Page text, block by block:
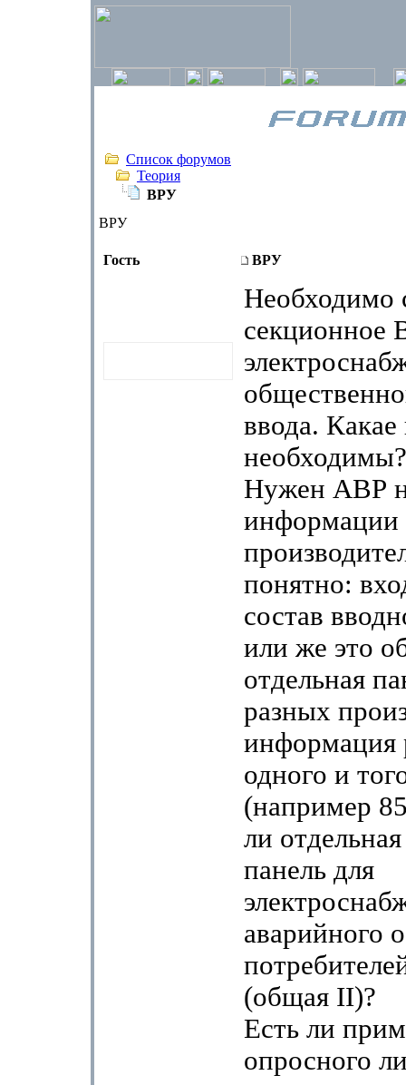
Список форумов
Теория
ВРУ
ВРУ
Гость ВРУ
Необходимо
секционное
ввода. Какае
Нужен АВР
информации
понятно:
состав
или же это
отдельная
разных
информация
одного и
(например
ли
панель для
аварийного
(общая II)?
Есть ли
опросного